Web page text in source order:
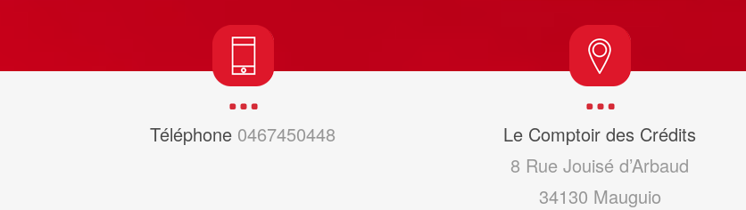
Téléphone 0467450448
Le Comptoir des Crédits
8 Rue Jouisé d’Arbaud
34130 Mauguio